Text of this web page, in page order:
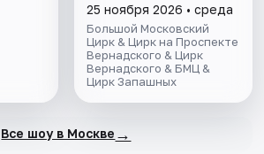
25 ноября 2026 • среда
Большой Московский
Цирк & Цирк на Проспекте
Вернадского & Цирк
Вернадского & БМЦ &
Цирк Запашных
Все шоу в Москве →